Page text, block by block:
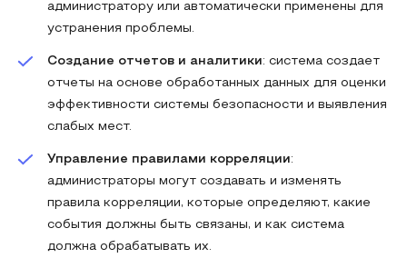
администратору или автоматически применены для
устранения проблемы.
Создание отчетов и аналитики: система создает
отчеты на основе обработанных данных для оценки
эффективности системы безопасности и выявления
слабых мест.
Управление правилами корреляции:
администраторы могут создавать и изменять
правила корреляции, которые определяют, какие
события должны быть связаны, и как система
должна обрабатывать их.